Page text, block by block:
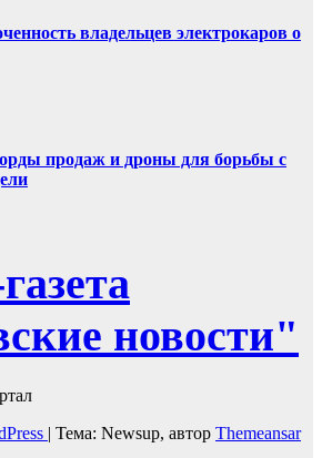
владельцев электрокаров о
продаж и дроны для борьбы с
новости"
| Тема: Newsup, автор Themeansar